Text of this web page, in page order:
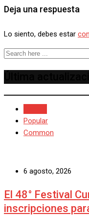
Deja una respuesta
Lo siento, debes estar
Popular
Common
6 agosto, 2026
El 48° Festival
inscripciones